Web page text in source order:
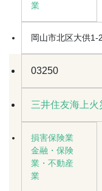
業
岡山市北区大供
03250
三井住友海上
損害保険業
金融・保険
業・不動産
業